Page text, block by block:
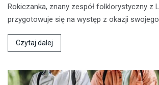
Rokiczanka, znany zespół folklorystyczny z
przygotowuje się na występ z okazji
Czytaj dalej